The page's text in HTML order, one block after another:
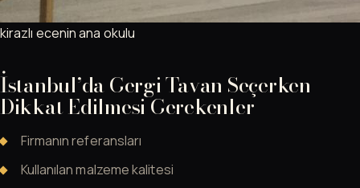
kirazlı ecenin ana okulu
İstanbul’da Gergi Tavan Seçerken
Dikkat Edilmesi Gerekenler
Firmanın referansları
Kullanılan malzeme kalitesi